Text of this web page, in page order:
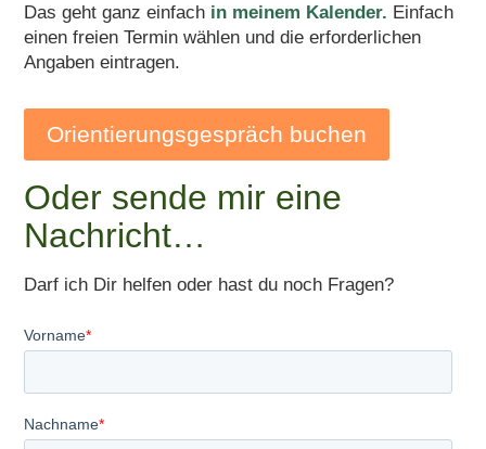
Das geht ganz einfach in meinem Kalender. Einfach
einen freien Termin wählen und die erforderlichen
Angaben eintragen.
Orientierungsgespräch buchen
Oder sende mir eine
Nachricht…
Darf ich Dir helfen oder hast du noch Fragen?